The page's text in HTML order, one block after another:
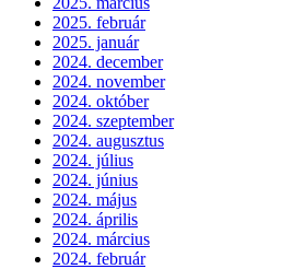
2025. február
2025. január
2024. december
2024. november
2024. október
2024. szeptember
2024. augusztus
2024. július
2024. június
2024. május
2024. április
2024. március
2024. február